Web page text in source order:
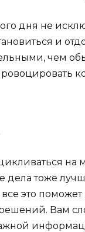
дня не
и
чем
на
дела тоже
это
Вам